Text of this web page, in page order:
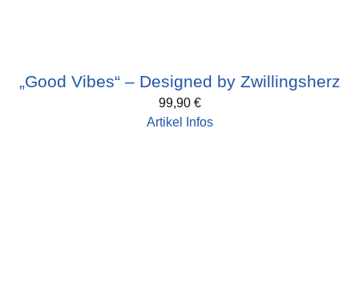
„Good Vibes“ – Designed by Zwillingsherz
99,90 €
Artikel Infos